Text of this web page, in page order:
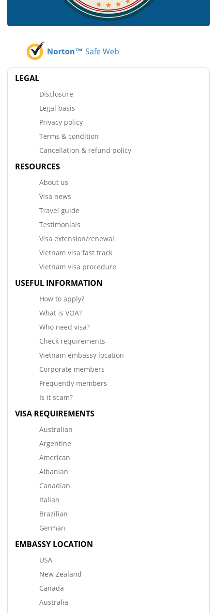
Norton™ Safe Web
LEGAL
Disclosure
Legal basis
Privacy policy
Terms & condition
Cancellation & refund policy
RESOURCES
About us
Visa news
Travel guide
Testimonials
Visa extension/renewal
Vietnam visa fast track
Vietnam visa procedure
USEFUL INFORMATION
How to apply?
What is VOA?
Who need visa?
Check requirements
Vietnam embassy location
Corporate members
Frequently members
Is it scam?
VISA REQUIREMENTS
Australian
Argentine
American
Albanian
Canadian
Italian
Brazilian
German
EMBASSY LOCATION
USA
New Zealand
Canada
Australia